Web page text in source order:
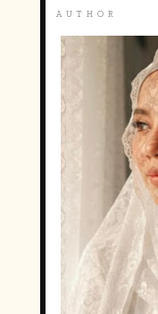
R
H
O
R
AUTHOR